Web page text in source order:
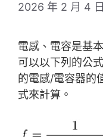
2026 年 2 月 4 日
電感、電容是基
可以以下列的公
的電感/電容器的
式來計算。